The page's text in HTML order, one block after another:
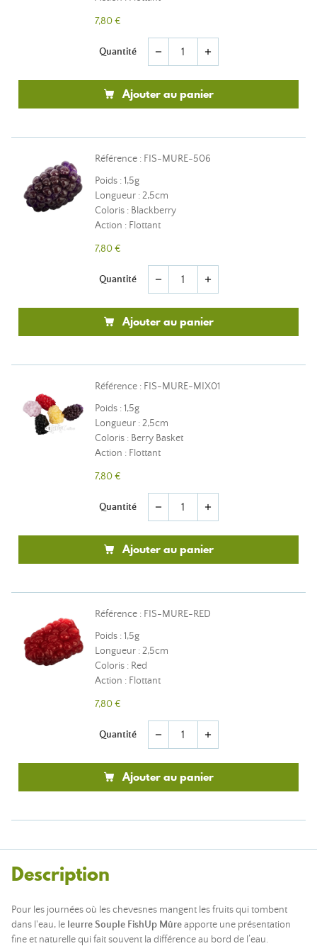
7,80 €
Quantité remove add
Ajouter au panier
Référence : FIS-MURE-506
Poids : 1,5g
Longueur : 2,5cm
Coloris : Blackberry
Action : Flottant
7,80 €
Quantité remove add
Ajouter au panier
Référence : FIS-MURE-MIX01
Poids : 1,5g
Longueur : 2,5cm
Coloris : Berry Basket
Action : Flottant
7,80 €
Quantité remove add
Ajouter au panier
Référence : FIS-MURE-RED
Poids : 1,5g
Longueur : 2,5cm
Coloris : Red
Action : Flottant
7,80 €
Quantité remove add
Ajouter au panier
Description
Pour les journées où les chevesnes mangent les fruits qui tombent
dans l'eau, le leurre Souple FishUp Mûreapporte une présentation
fine et naturelle qui fait souvent la différence au bord de l’eau.